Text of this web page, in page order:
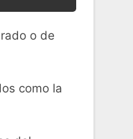
o de
como la